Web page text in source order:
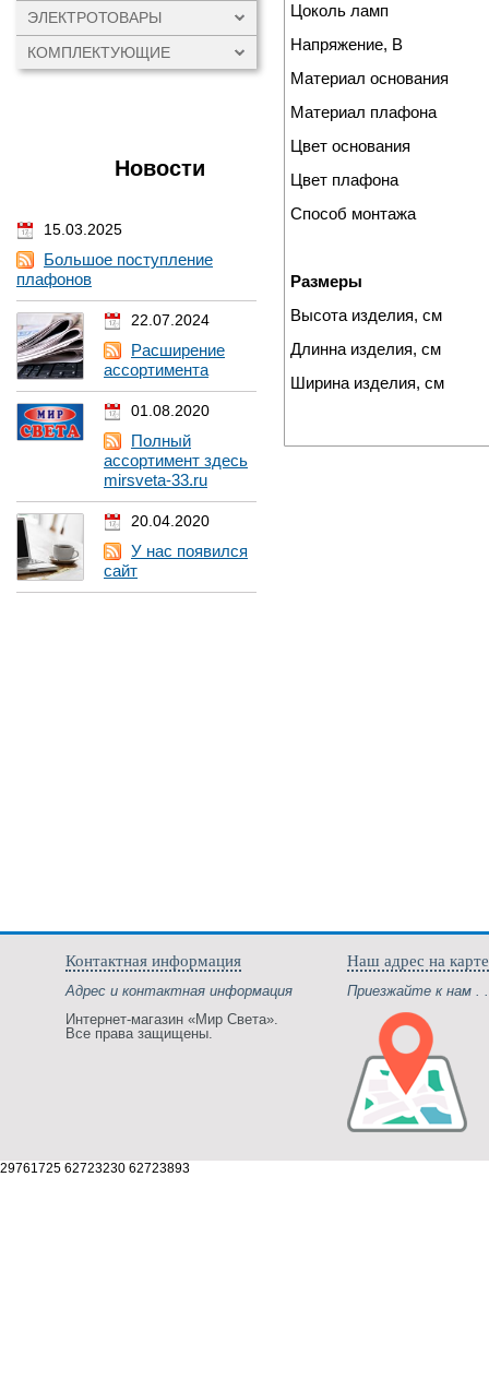
ЭЛЕКТРОТОВАРЫ
КОМПЛЕКТУЮЩИЕ
Новости
15.03.2025
Большое поступление
плафонов
22.07.2024
Расширение
ассортимента
01.08.2020
Полный
ассортимент здесь
mirsveta-33.ru
20.04.2020
У нас появился
сайт
Цоколь ламп
Напряжение, В
Материал основания
Материал плафона
Цвет основания
Цвет плафона
Способ монтажа
Размеры
Высота изделия, см
Длинна изделия, см
Ширина изделия, см
Контактная информация
Адрес и контактная информация
Интернет-магазин «Мир Света».
Все права защищены.
Наш адрес на карте
Приезжайте к нам .
29761725 62723230 62723893